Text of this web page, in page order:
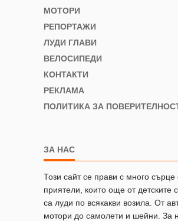
МОТОРИ
РЕПОРТАЖИ
ЛУДИ ГЛАВИ
ВЕЛОСИПЕДИ
КОНТАКТИ
РЕКЛАМА
ПОЛИТИКА ЗА
ЗА НАС
Този сайт се прави с много сърце
приятели, които още от детските
са луди по всякакви возила. От
мотори до самолети и шейни. За